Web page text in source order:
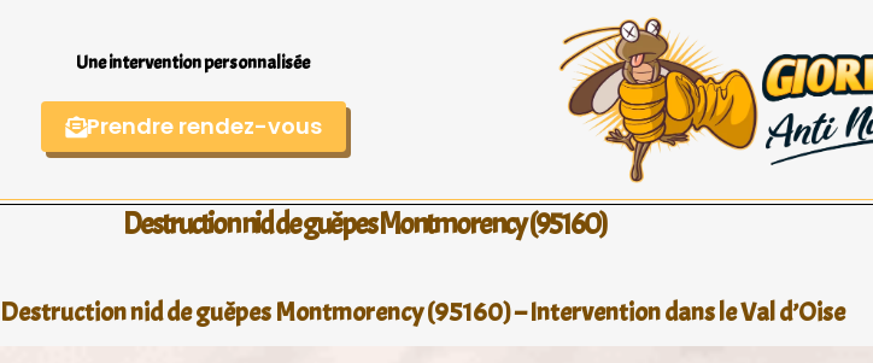
Une intervention personnalisée
Prendre rendez-vous
Destruction nid de guêpes Montmorency (95160)
Destruction nid de guêpes Montmorency (95160) – Intervention dans le Val d’Oise